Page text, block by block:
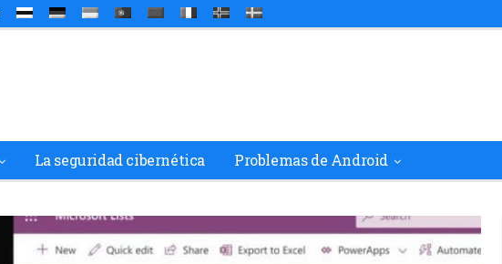
La seguridad cibernética Problemas de Android